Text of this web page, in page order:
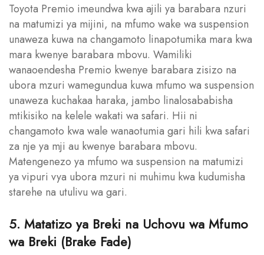
Toyota Premio imeundwa kwa ajili ya barabara nzuri
na matumizi ya mijini, na mfumo wake wa suspension
unaweza kuwa na changamoto linapotumika mara kwa
mara kwenye barabara mbovu. Wamiliki
wanaoendesha Premio kwenye barabara zisizo na
ubora mzuri wamegundua kuwa mfumo wa suspension
unaweza kuchakaa haraka, jambo linalosababisha
mtikisiko na kelele wakati wa safari. Hii ni
changamoto kwa wale wanaotumia gari hili kwa safari
za nje ya mji au kwenye barabara mbovu.
Matengenezo ya mfumo wa suspension na matumizi
ya vipuri vya ubora mzuri ni muhimu kwa kudumisha
starehe na utulivu wa gari.
5. Matatizo ya Breki na Uchovu wa Mfumo
wa Breki (Brake Fade)